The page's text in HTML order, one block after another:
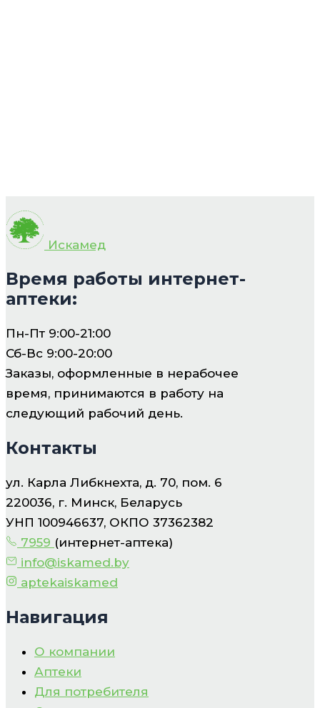
Искамед
Время работы интернет-
аптеки:
Пн-Пт 9:00-21:00
Сб-Вс 9:00-20:00
Заказы, оформленные в нерабочее
время, принимаются в работу на
следующий рабочий день.
Контакты
ул. Карла Либкнехта, д. 70, пом. 6
220036, г. Минск, Беларусь
УНП 100946637, ОКПО 37362382
7959 (интернет-аптека)
info@iskamed.by
aptekaiskamed
Навигация
О компании
Аптеки
Для потребителя